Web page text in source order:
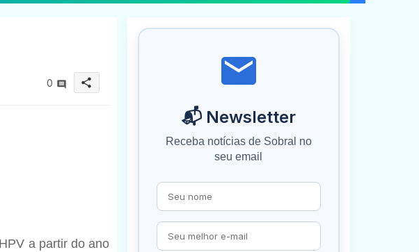
0 share
a partir do ano
📬 Newsletter
Receba notícias de Sobral no
seu email